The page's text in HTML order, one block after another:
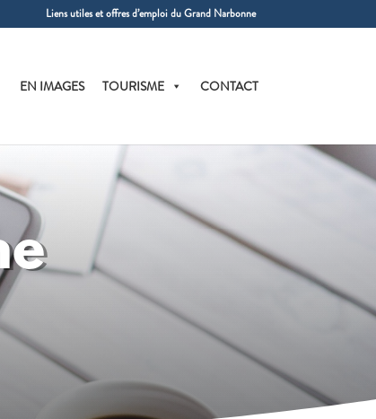
Liens utiles et offres d’emploi du Grand Narbonne
EN IMAGES TOURISME CONTACT